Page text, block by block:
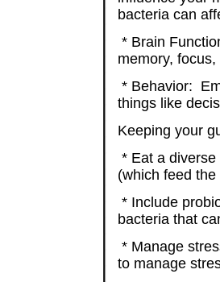
bacteria can
* Brain
memory,
* Behavior:
things like
Keeping your
* Eat a
(which feed
* Include
bacteria that
* Manage
to manage